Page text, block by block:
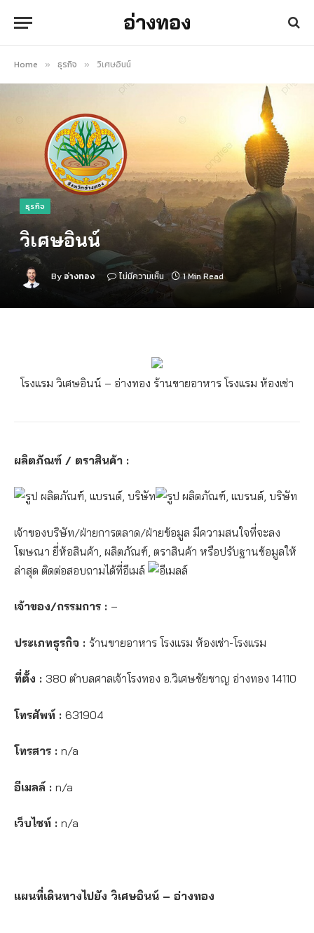
อ่างทอง
Home » ธุรกิจ » วิเศษอินน์
ธุรกิจ
วิเศษอินน์
By อ่างทอง ไม่มีความเห็น 1 Min Read
โรงแรม วิเศษอินน์ – อ่างทอง ร้านขายอาหาร โรงแรม ห้องเช่า
ผลิตภัณฑ์ / ตราสินค้า :
เจ้าของบริษัท/ฝ่ายการตลาด/ฝ่ายข้อมูล มีความสนใจที่จะลง
โฆษณา ยี่ห้อสินค้า, ผลิตภัณฑ์, ตราสินค้า หรือปรับฐานข้อมูลให้
ล่าสุด ติดต่อสอบถามได้ที่อีเมล์
เจ้าของ/กรรมการ : –
ประเภทธุรกิจ : ร้านขายอาหาร โรงแรม ห้องเช่า-โรงแรม
ที่ตั้ง : 380 ตำบลศาลเจ้าโรงทอง อ.วิเศษชัยชาญ อ่างทอง 14110
โทรศัพท์ : 631904
โทรสาร : n/a
อีเมลล์ : n/a
เว็บไซท์ : n/a
แผนที่เดินทางไปยัง วิเศษอินน์ – อ่างทอง